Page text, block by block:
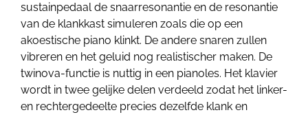
sustainpedaal de snaarresonantie en de resonantie
van de klankkast simuleren zoals die op een
akoestische piano klinkt. De andere snaren zullen
vibreren en het geluid nog realistischer maken. De
twinova-functie is nuttig in een pianoles. Het klavier
wordt in twee gelijke delen verdeeld zodat het linker-
en rechtergedeelte precies dezelfde klank en